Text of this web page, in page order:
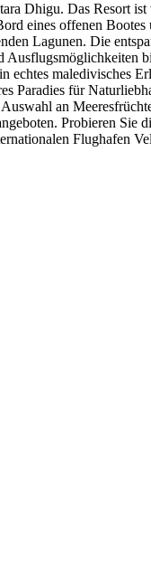
Dhigu. Das Resort
eines offenen
Lagunen. Die
echtes maledivisches
Paradies für
an
Probieren
Flughafen